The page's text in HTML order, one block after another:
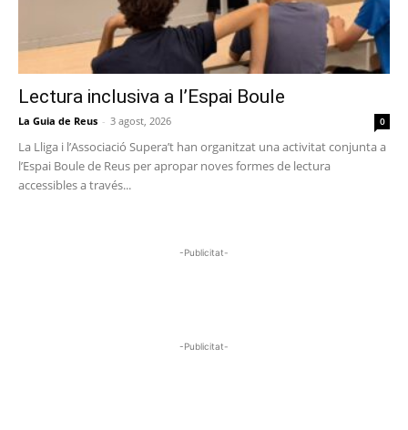
Lectura inclusiva a l’Espai Boule
La Guia de Reus - 3 agost, 2026 0
La Lliga i l’Associació Supera’t han organitzat una activitat conjunta a
l’Espai Boule de Reus per apropar noves formes de lectura
accessibles a través...
-Publicitat-
-Publicitat-